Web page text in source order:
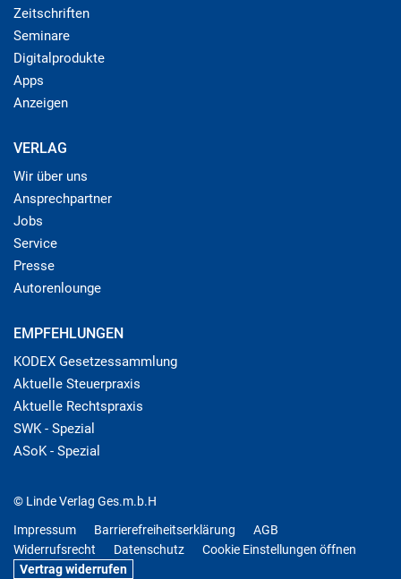
Zeitschriften
Seminare
Digitalprodukte
Apps
Anzeigen
VERLAG
Wir über uns
Ansprechpartner
Jobs
Service
Presse
Autorenlounge
EMPFEHLUNGEN
KODEX Gesetzessammlung
Aktuelle Steuerpraxis
Aktuelle Rechtspraxis
SWK - Spezial
ASoK - Spezial
© Linde Verlag Ges.m.b.H
Impressum
Barrierefreiheitserklärung
AGB
Widerrufsrecht
Datenschutz
Cookie Einstellungen öffnen
Vertrag widerrufen